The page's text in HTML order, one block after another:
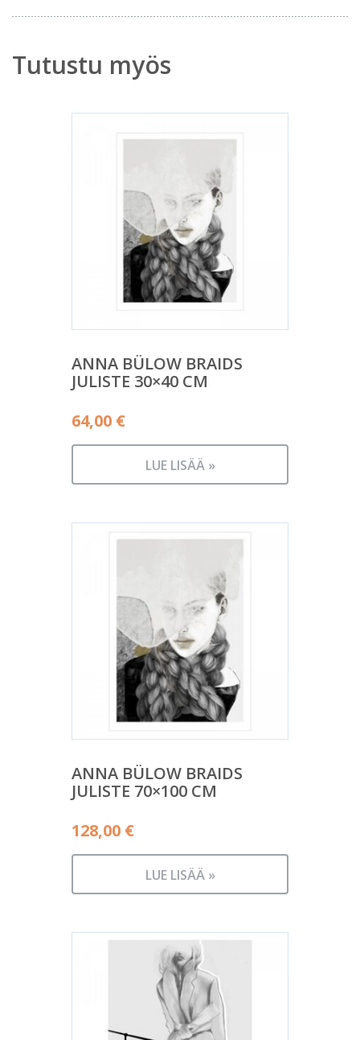
Tutustu myös
ANNA BÜLOW BRAIDS
JULISTE 30×40 CM
64,00 €
LUE LISÄÄ »
ANNA BÜLOW BRAIDS
JULISTE 70×100 CM
128,00 €
LUE LISÄÄ »